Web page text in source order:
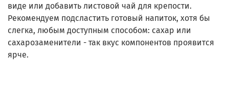
виде или добавить листовой чай для крепости.
Рекомендуем подсластить готовый напиток, хотя бы
слегка, любым доступным способом: сахар или
сахарозаменители - так вкус компонентов проявится
ярче.